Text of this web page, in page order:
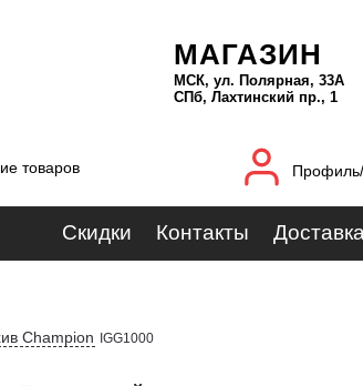
МАГАЗИН
МСК, ул. Полярная, 33А
СПб, Лахтинский пр., 1
товаров
Скидки Контакты Доставка
Champion IGG1000